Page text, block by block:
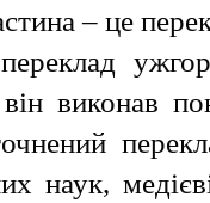
– це
виконав
наук,